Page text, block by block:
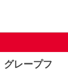
レープフ